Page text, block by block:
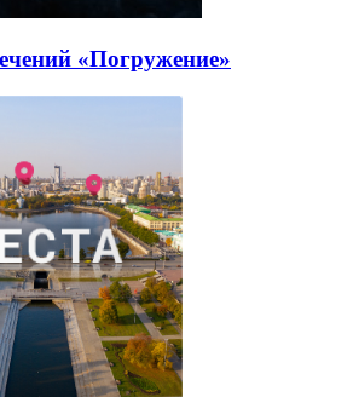
«Погружение»